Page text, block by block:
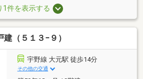
1件を表示する
建（５１３−９）
宇野線 大元駅 徒歩14分
その他の交通